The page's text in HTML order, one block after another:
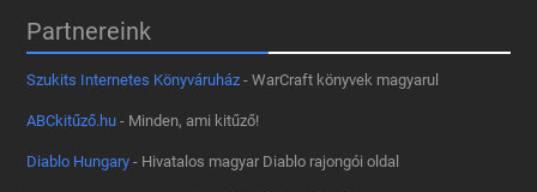
Partnereink
Szukits Internetes Könyváruház - WarCraft könyvek magyarul
ABCkitűző.hu - Minden, ami kitűző!
Diablo Hungary - Hivatalos magyar Diablo rajongói oldal